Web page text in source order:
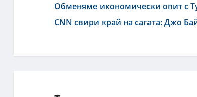
Обменяме икономически опит с
CNN свири край на сагата: Джо